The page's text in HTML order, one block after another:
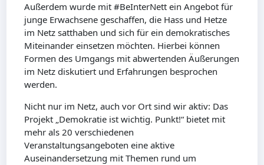
Außerdem wurde mit #BeInterNett ein Angebot für
junge Erwachsene geschaffen, die Hass und Hetze
im Netz satthaben und sich für ein demokratisches
Miteinander einsetzen möchten. Hierbei können
Formen des Umgangs mit abwertenden Äußerungen
im Netz diskutiert und Erfahrungen besprochen
werden.
Nicht nur im Netz, auch vor Ort sind wir aktiv: Das
Projekt „Demokratie ist wichtig. Punkt!“ bietet mit
mehr als 20 verschiedenen
Veranstaltungsangeboten eine aktive
Auseinandersetzung mit Themen rund um